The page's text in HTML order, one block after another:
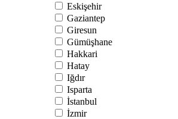
Eskişehir
Gaziantep
Giresun
Gümüşhane
Hakkari
Hatay
Iğdır
Isparta
İstanbul
İzmir